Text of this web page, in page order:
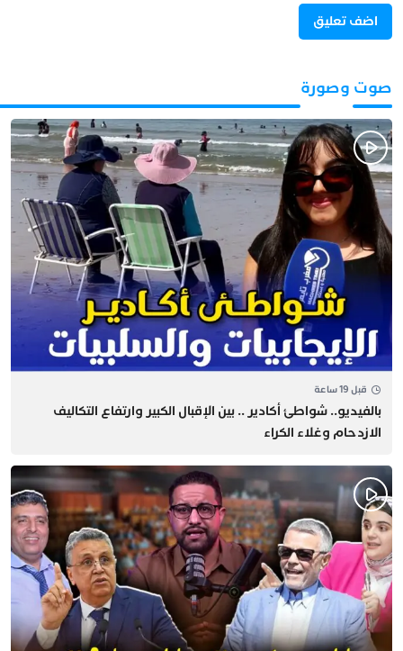
صوت وصورة
قبل 19 ساعة
بالفيديو.. شواطئ أكادير .. بين الإقبال الكبير وارتفاع التكاليف
الازدحام وغلاء الكراء